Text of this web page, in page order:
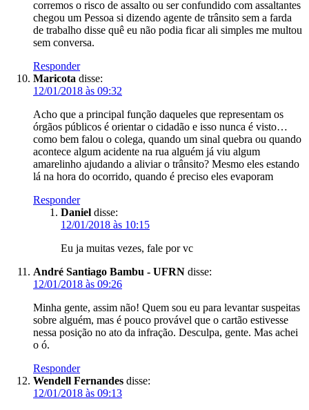
corremos o risco de assalto ou ser confundido com assaltantes
chegou um Pessoa si dizendo agente de trânsito sem a farda
de trabalho disse quê eu não podia ficar ali simples me multou
sem conversa.
Responder
Maricota disse:
12/01/2018 às 09:32
Acho que a principal função daqueles que representam os
órgãos públicos é orientar o cidadão e isso nunca é visto…
como bem falou o colega, quando um sinal quebra ou quando
acontece algum acidente na rua alguém já viu algum
amarelinho ajudando a aliviar o trânsito? Mesmo eles estando
lá na hora do ocorrido, quando é preciso eles evaporam
Responder
Daniel disse:
12/01/2018 às 10:15
Eu ja muitas vezes, fale por vc
André Santiago Bambu - UFRN disse:
12/01/2018 às 09:26
Minha gente, assim não! Quem sou eu para levantar suspeitas
sobre alguém, mas é pouco provável que o cartão estivesse
nessa posição no ato da infração. Desculpa, gente. Mas achei
o ó.
Responder
Wendell Fernandes disse:
12/01/2018 às 09:13